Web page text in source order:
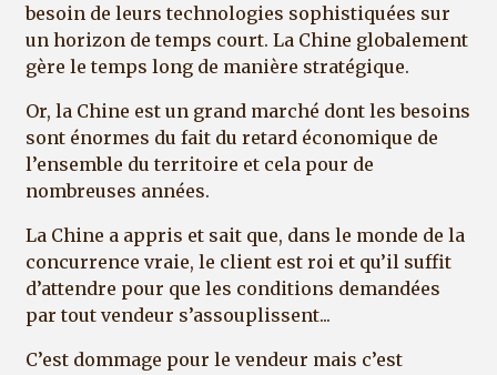
besoin de leurs technologies sophistiquées sur
un horizon de temps court. La Chine globalement
gère le temps long de manière stratégique.
Or, la Chine est un grand marché dont les besoins
sont énormes du fait du retard économique de
l’ensemble du territoire et cela pour de
nombreuses années.
La Chine a appris et sait que, dans le monde de la
concurrence vraie, le client est roi et qu’il suffit
d’attendre pour que les conditions demandées
par tout vendeur s’assouplissent...
C’est dommage pour le vendeur mais c’est